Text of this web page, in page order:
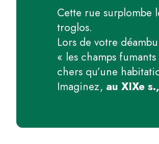
Cette rue surplombe
troglos.
Lors de votre
« les champs
chers qu’une
Imaginez, au XIXe